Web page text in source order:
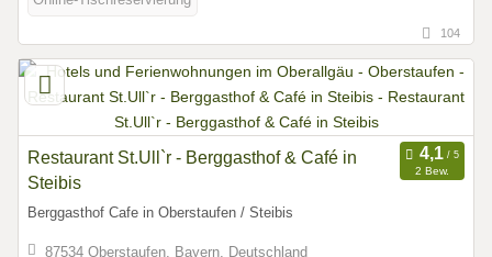
104
Restaurant St.Ull`r - Berggasthof & Café in
Steibis
2 Bew.
Berggasthof Cafe in Oberstaufen / Steibis
87534 Oberstaufen, Bayern, Deutschland